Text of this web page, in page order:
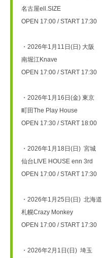
名古屋ell.SIZE
OPEN 17:00 / START 17:30
・2026年1月11日(日) 大阪
南堀江Knave
OPEN 17:00 / START 17:30
・2026年1月16日(金) 東京
町田The Play House
OPEN 17:30 / START 18:00
・2026年1月18日(日)  宮城
仙台LIVE HOUSE enn 3rd
OPEN 17:00 / START 17:30
・2026年1月25日(日)  北海道
札幌Crazy Monkey
OPEN 17:00 / START 17:30
・2026年2月1日(日)  埼玉